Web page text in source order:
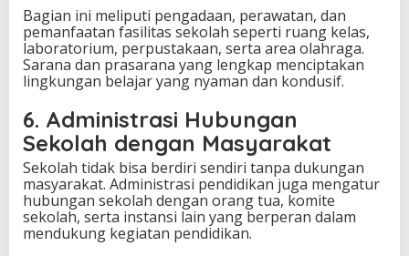
Bagian ini meliputi pengadaan, perawatan, dan
pemanfaatan fasilitas sekolah seperti ruang kelas,
laboratorium, perpustakaan, serta area olahraga.
Sarana dan prasarana yang lengkap menciptakan
lingkungan belajar yang nyaman dan kondusif.
6. Administrasi Hubungan
Sekolah dengan Masyarakat
Sekolah tidak bisa berdiri sendiri tanpa dukungan
masyarakat. Administrasi pendidikan juga mengatur
hubungan sekolah dengan orang tua, komite
sekolah, serta instansi lain yang berperan dalam
mendukung kegiatan pendidikan.